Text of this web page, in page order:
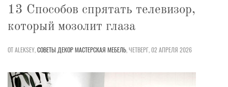
13 Способов спрятать телевизор,
который мозолит глаза
ОТ ALEKSEY,СОВЕТЫ ДЕКОРМАСТЕРСКАЯ МЕБЕЛЬ,ЧЕТВЕРГ, 02 АПРЕЛЯ 2026